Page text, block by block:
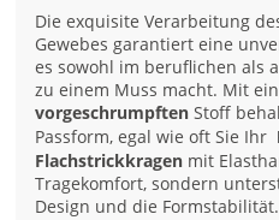
Die exquisite Verarbeitung
Gewebes garantiert eine
es sowohl im beruflichen als
zu einem Muss macht. Mit
vorgeschrumpften Stoff
Passform, egal wie oft Sie Ihr
Flachstrickkragen mit
Tragekomfort, sondern
Design und die Formstabilität.